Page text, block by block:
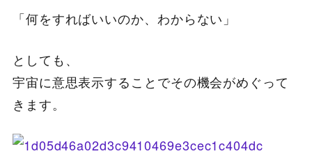
「何をすればいいのか、わからない」
としても、
宇宙に意思表示することでその機会がめぐって
きます。